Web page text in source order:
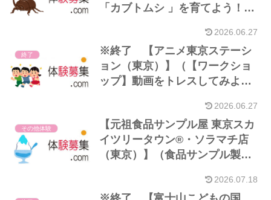
「カブトムシ 」を育てよう！！
て大切に育ててくれる方2026.06.27
終了
※終了 【アニメ東京ステーシ
ョン（東京）】（【ワークショ
ップ】動画をトレスしてみよ
2026.06.27
その他体験
【元祖食品サンプル屋 東京スカ
イツリータウン®・ソラマチ店
（東京）】（食品サンプル製作
｜開催6/19～9/27）※4歳以上
2026.07.18